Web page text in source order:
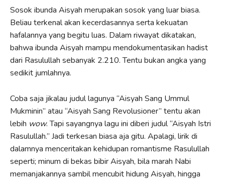
Sosok ibunda Aisyah merupakan sosok yang luar biasa.
Beliau terkenal akan kecerdasannya serta kekuatan
hafalannya yang begitu luas. Dalam riwayat dikatakan,
bahwa ibunda Aisyah mampu mendokumentasikan hadist
dari Rasulullah sebanyak 2.210. Tentu bukan angka yang
sedikit jumlahnya.
Coba saja jikalau judul lagunya “Aisyah Sang Ummul
Mukminin” atau “Aisyah Sang Revolusioner” tentu akan
lebih wow. Tapi sayangnya lagu ini diberi judul “Aisyah Istri
Rasulullah.” Jadi terkesan biasa aja gitu. Apalagi, lirik di
dalamnya menceritakan kehidupan romantisme Rasulullah
seperti; minum di bekas bibir Aisyah, bila marah Nabi
memanjakannya sambil mencubit hidung Aisyah, hingga